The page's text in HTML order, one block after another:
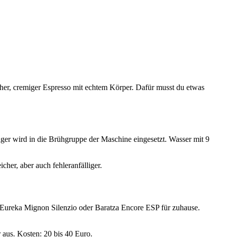
cremiger Espresso mit echtem Körper. Dafür musst du etwas
wird in die Brühgruppe der Maschine eingesetzt. Wasser mit 9
aber auch fehleranfälliger.
Mignon Silenzio oder Baratza Encore ESP für zuhause.
Kosten: 20 bis 40 Euro.